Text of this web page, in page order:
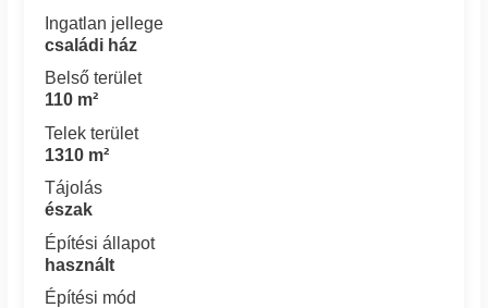
Ingatlan jellege
családi ház
Belső terület
110 m²
Telek terület
1310 m²
Tájolás
észak
Építési állapot
használt
Építési mód